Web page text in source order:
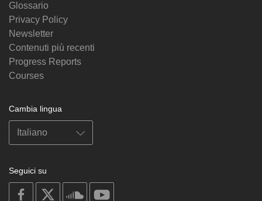
Glossario
Privacy Policy
Newsletter
Contenuti più recenti
Progress Reports
Courses
Cambia lingua
Seguici su
on
facebook
soundcloud